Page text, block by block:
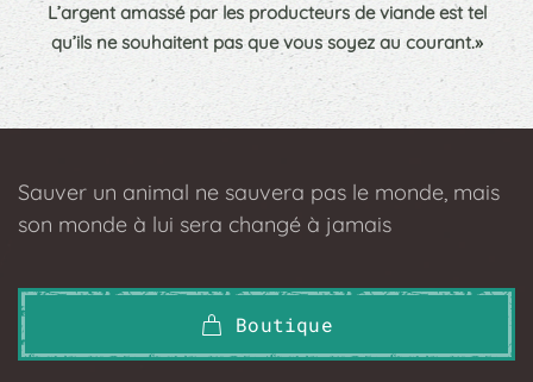
L’argent amassé par les producteurs de viande est tel
qu’ils ne souhaitent pas que vous soyez au courant.»
Sauver un animal ne sauvera pas le monde, mais
son monde à lui sera changé à jamais
Boutique